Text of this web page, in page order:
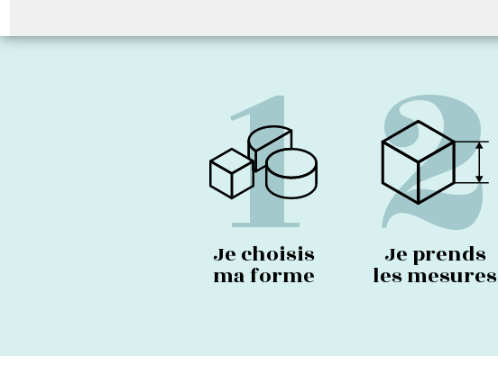
1
Je choisis
ma forme 2
Je prends
les mesures